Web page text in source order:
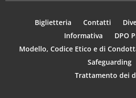
Biglietteria Contatti
Informativa
DPO
Modello, Codice Etico e di
Safeguarding
Trattamento dei